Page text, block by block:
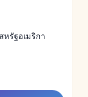
รัฐอเมริกา